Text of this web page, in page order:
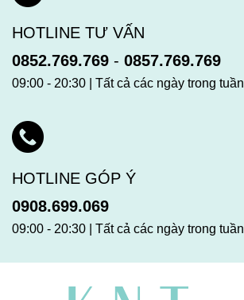
HOTLINE TƯ VẤN
0852.769.769 - 0857.769.769
09:00 - 20:30 | Tất cả các ngày trong tuần
HOTLINE GÓP Ý
0908.699.069
09:00 - 20:30 | Tất cả các ngày trong tuần